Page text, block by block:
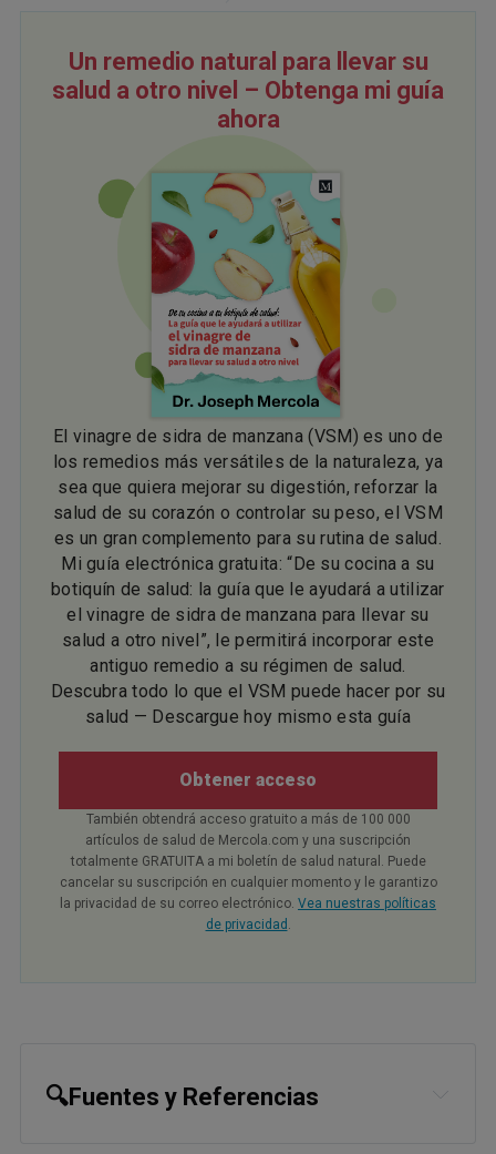
Un remedio natural para llevar su
salud a otro nivel – Obtenga mi guía
ahora
El vinagre de sidra de manzana (VSM) es uno de
los remedios más versátiles de la naturaleza, ya
sea que quiera mejorar su digestión, reforzar la
salud de su corazón o controlar su peso, el VSM
es un gran complemento para su rutina de salud.
Mi guía electrónica gratuita: “De su cocina a su
botiquín de salud: la guía que le ayudará a utilizar
el vinagre de sidra de manzana para llevar su
salud a otro nivel”, le permitirá incorporar este
antiguo remedio a su régimen de salud.
Descubra todo lo que el VSM puede hacer por su
salud — Descargue hoy mismo esta guía
Obtener acceso
También obtendrá acceso gratuito a más de 100 000
artículos de salud de Mercola.com y una suscripción
totalmente GRATUITA a mi boletín de salud natural. Puede
cancelar su suscripción en cualquier momento y le garantizo
la privacidad de su correo electrónico. Vea nuestras políticas
de privacidad .
🔍Fuentes y Referencias